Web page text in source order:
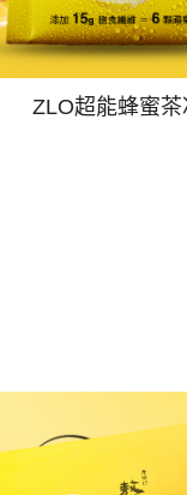
ZLO超能蜂蜜茶